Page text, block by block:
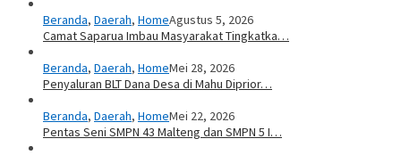
Beranda, Daerah, HomeAgustus 5, 2026
Camat Saparua Imbau Masyarakat Tingkatka…
Beranda, Daerah, HomeMei 28, 2026
Penyaluran BLT Dana Desa di Mahu Diprior…
Beranda, Daerah, HomeMei 22, 2026
Pentas Seni SMPN 43 Malteng dan SMPN 5 I…